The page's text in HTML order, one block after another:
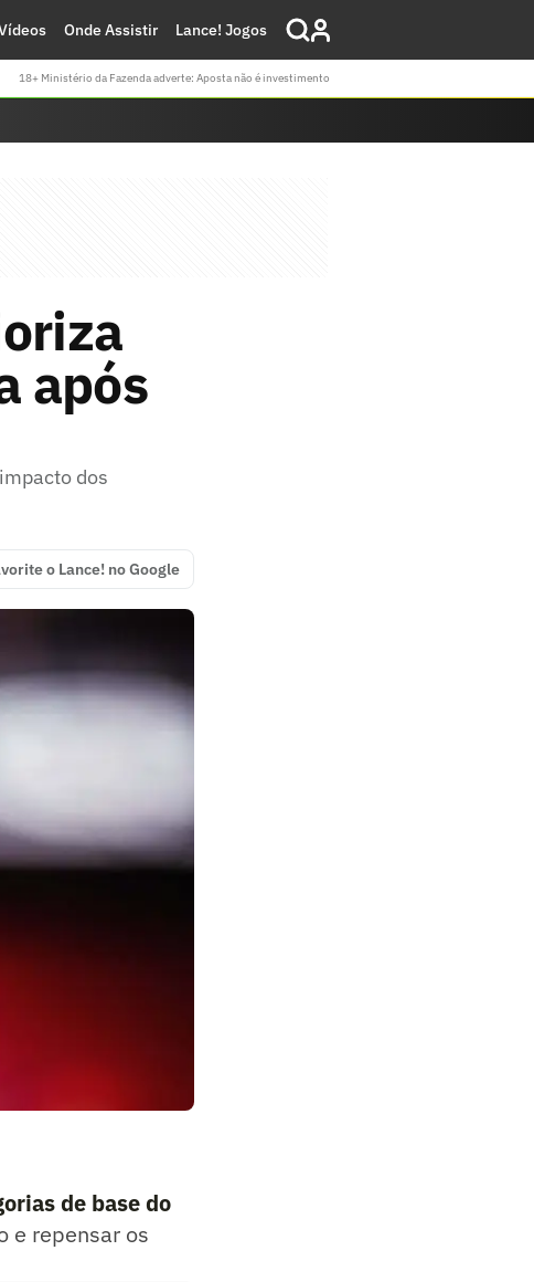
Onde Assistir Lance! Jogos
18+ Ministério da Fazenda adverte: Aposta não é investimento
após
dos
o Lance! no Google
de base do
e repensar os